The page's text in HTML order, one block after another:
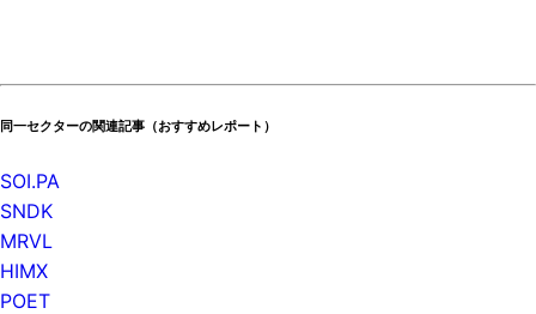
同一セクターの関連記事（おすすめレポート）
SOI.PA
SNDK
MRVL
HIMX
POET